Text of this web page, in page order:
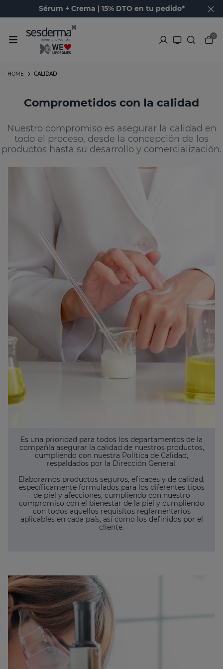
Sérum + Crema | 15% DTO en tu pedido*
0
CALIDAD
HOME
Comprometidos con la calidad
Nuestro compromiso es asegurar la calidad en
todo el proceso, desde la concepción de los
productos hasta su desarrollo y comercialización.
Es una prioridad para todos los departamentos de la
compañía asegurar la calidad de nuestros productos,
cumpliendo con nuestra Política de Calidad,
respaldados por la Dirección General.
Elaboramos productos seguros, eficaces y de calidad,
específicamente formulados para los diferentes tipos
de piel y afecciones, cumpliendo con nuestro
compromiso con el bienestar de la piel y cumpliendo
con todos aquellos requisitos reglamentarios
aplicables en cada país, así como los definidos por el
cliente.